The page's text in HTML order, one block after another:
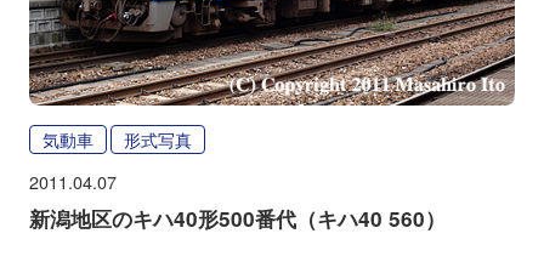
気動車 形式写真
2011.04.07
新潟地区のキハ40形500番代（キハ40 560）